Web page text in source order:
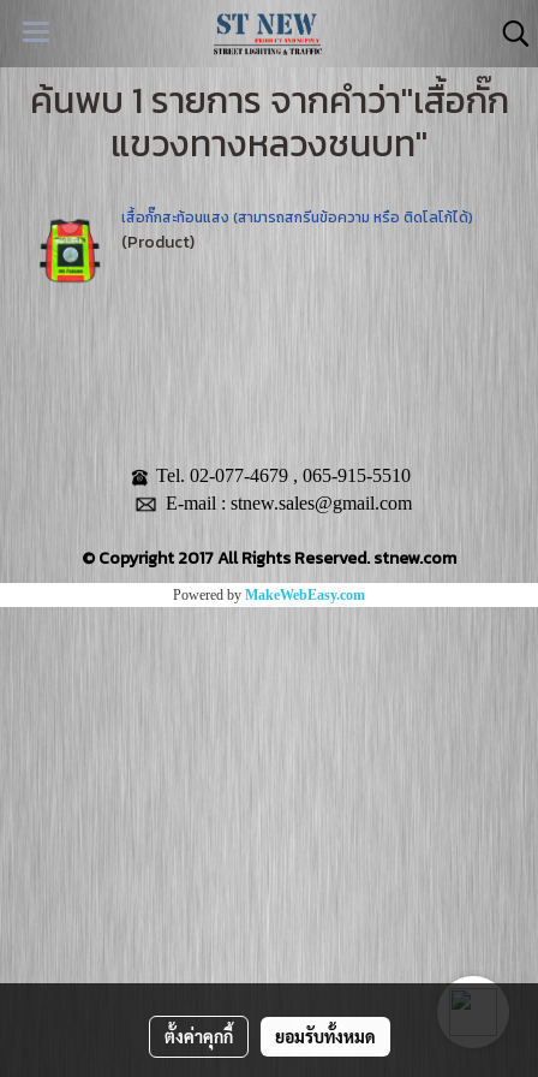
ค้นพบ 1 รายการ จากคำว่า"เสื้อกั๊ก
แขวงทางหลวงชนบท"
เสื้อกั๊กสะท้อนแสง (สามารถสกรีนข้อความ หรือ ติดโลโก้ได้)
(Product)
Tel. 02-077-4679 , 065-915-5510
E-mail : stnew.sales@gmail.com
© Copyright 2017 All Rights Reserved. stnew.com
Powered by MakeWebEasy.com
ตั้งค่าคุกกี้ ยอมรับทั้งหมด